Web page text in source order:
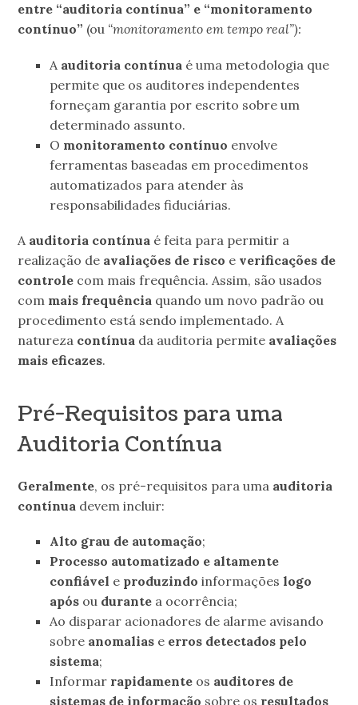
entre “auditoria contínua” e “monitoramento
contínuo” (ou “monitoramento em tempo real”):
A auditoria contínua é uma metodologia que
permite que os auditores independentes
forneçam garantia por escrito sobre um
determinado assunto.
O monitoramento contínuo envolve
ferramentas baseadas em procedimentos
automatizados para atender às
responsabilidades fiduciárias.
A auditoria contínua é feita para permitir a
realização de avaliações de risco e verificações de
controle com mais frequência. Assim, são usados
com mais frequência quando um novo padrão ou
procedimento está sendo implementado. A
natureza contínua da auditoria permite avaliações
mais eficazes.
Pré-Requisitos para uma
Auditoria Contínua
Geralmente, os pré-requisitos para uma auditoria
contínua devem incluir:
Alto grau de automação;
Processo automatizado e altamente
confiável e produzindo informaçõeslogo
após ou durante a ocorrência;
Ao disparar acionadores de alarme avisando
sobre anomalias e erros detectados pelo
sistema;
Informar rapidamente os auditores de
sistemas de informação sobre os resultados